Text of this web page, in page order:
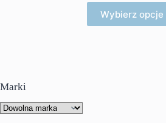
Wybierz opcje
produkt
ma
Marki